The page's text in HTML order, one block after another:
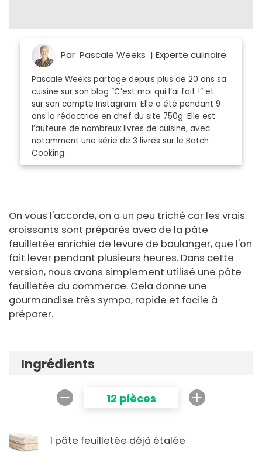
Par Pascale Weeks | Experte culinaire
Pascale Weeks partage depuis plus de 20 ans sa
cuisine sur son blog “C’est moi qui l’ai fait !” et
sur son compte Instagram. Elle a été pendant 9
ans la rédactrice en chef du site 750g. Elle est
l’auteure de nombreux livres de cuisine, avec
notamment une série de 3 livres sur le Batch
Cooking.
On vous l'accorde, on a un peu triché car les vrais
croissants sont préparés avec de la pâte
feuilletée enrichie de levure de boulanger, que l'on
fait lever pendant plusieurs heures. Dans cette
version, nous avons simplement utilisé une pâte
feuilletée du commerce. Cela donne une
gourmandise très sympa, rapide et facile à
préparer.
Ingrédients
12 pièces
1 pâte feuilletée déjà étalée